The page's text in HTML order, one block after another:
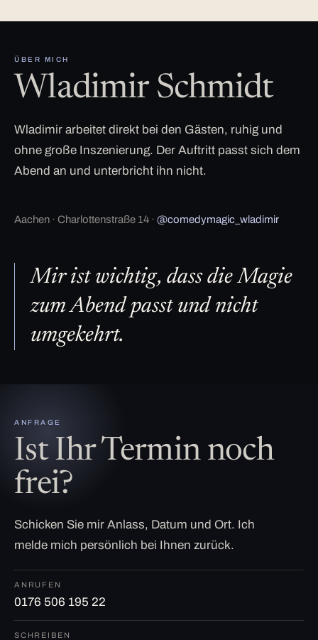
ÜBER MICH
Wladimir Schmidt
Wladimir arbeitet direkt bei den Gästen, ruhig und
ohne große Inszenierung. Der Auftritt passt sich dem
Abend an und unterbricht ihn nicht.
Aachen · Charlottenstraße 14 · @comedymagic_wladimir
Mir ist wichtig, dass die Magie
zum Abend passt und nicht
umgekehrt.
ANFRAGE
Ist Ihr Termin noch
frei?
Schicken Sie mir Anlass, Datum und Ort. Ich
melde mich persönlich bei Ihnen zurück.
ANRUFEN
0176 506 195 22
SCHREIBEN